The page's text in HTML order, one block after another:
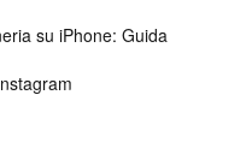
su iPhone: Guida